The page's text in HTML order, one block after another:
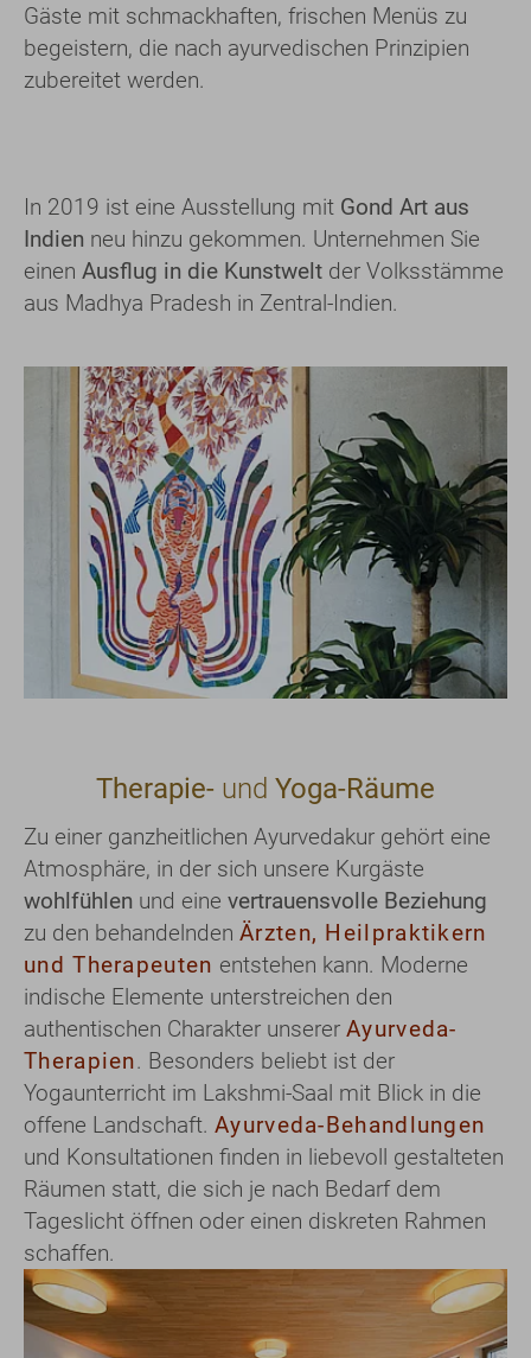
Gäste mit schmackhaften, frischen Menüs zu
begeistern, die nach ayurvedischen Prinzipien
zubereitet werden.
In 2019 ist eine Ausstellung mit Gond Art aus
Indien neu hinzu gekommen. Unternehmen Sie
einen Ausflug in die Kunstwelt der Volksstämme
aus Madhya Pradesh in Zentral-Indien.
Therapie- und Yoga-Räume
Zu einer ganzheitlichen Ayurvedakur gehört eine
Atmosphäre, in der sich unsere Kurgäste
wohlfühlen und eine vertrauensvolle Beziehung
zu den behandelnden Ärzten, Heilpraktikern
und Therapeuten entstehen kann. Moderne
indische Elemente unterstreichen den
authentischen Charakter unserer Ayurveda-
Therapien. Besonders beliebt ist der
Yogaunterricht im Lakshmi-Saal mit Blick in die
offene Landschaft. Ayurveda-Behandlungen
und Konsultationen finden in liebevoll gestalteten
Räumen statt, die sich je nach Bedarf dem
Tageslicht öffnen oder einen diskreten Rahmen
schaffen.